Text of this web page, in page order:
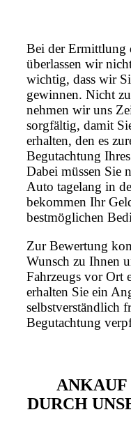
Bei der Ermittlung
überlassen wir
wichtig, dass wir
gewinnen. Nicht
nehmen wir uns
sorgfältig, damit
erhalten, den es
Begutachtung
Dabei müssen Sie
Auto tagelang in
bekommen Ihr
bestmöglichen
Zur Bewertung
Wunsch zu Ihnen
Fahrzeugs vor Ort
erhalten Sie ein
selbstverständlich
Begutachtung
DURCH